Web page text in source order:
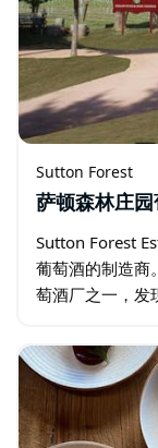
Sutton Forest
萨顿森林庄园
Sutton Forest
葡萄酒的制造商
萄酒厂之一，发